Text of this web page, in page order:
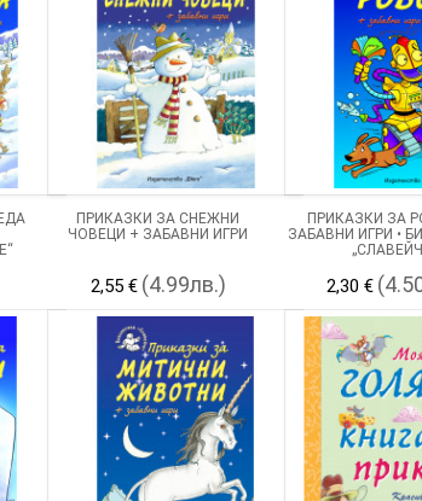
ПРИКАЗКИ ЗА СНЕЖНИ
ЧОВЕЦИ + ЗАБАВНИ ИГРИ
2,55 € (4.99лв.)
ПРИКАЗКИ ЗА
ЗАБАВНИ ИГРИ •
2,30 €